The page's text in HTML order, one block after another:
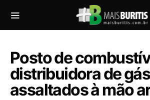
Posto de
distribuidora de
assaltados à mão